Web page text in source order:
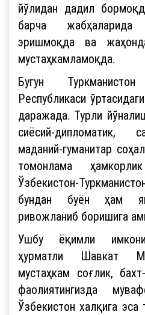
йўлидан дадил
барча
эришмоқда ва
мустаҳкамламоқда.
Бугун
Республикаси
даражада. Турли
сиёсий-дипломатик,
маданий-гуманитар
томонлама
Ўзбекистон-
бундан буён ҳам
ривожланиб боришига
Ушбу ёқимли
ҳурматли Шавкат
мустаҳкам соғлик,
фаолиятингизда
Ўзбекистон халқига эса